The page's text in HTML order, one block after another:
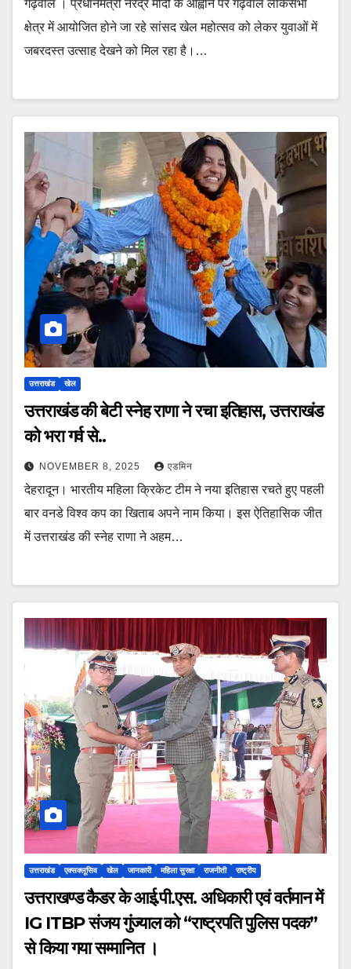
गढ़वाल । प्रधानमंत्री नरेंद्र मोदी के आह्वान पर गढ़वाल लोकसभा
क्षेत्र में आयोजित होने जा रहे सांसद खेल महोत्सव को लेकर युवाओं में
जबरदस्त उत्साह देखने को मिल रहा है।…
उत्तराखंड खेल
उत्तराखंड की बेटी स्नेह राणा ने रचा इतिहास, उत्तराखंड
को भरा गर्व से..
NOVEMBER 8, 2025 एडमिन
देहरादून। भारतीय महिला क्रिकेट टीम ने नया इतिहास रचते हुए पहली
बार वनडे विश्व कप का खिताब अपने नाम किया। इस ऐतिहासिक जीत
में उत्तराखंड की स्नेह राणा ने अहम…
उत्तराखंड एक्सक्लूसिव खेल जानकारी महिला सुरक्षा राजनीती राष्ट्रीय
उत्तराखण्ड कैडर के आई.पी.एस. अधिकारी एवं वर्तमान में
IG ITBP संजय गुंज्याल को “राष्ट्रपति पुलिस पदक”
से किया गया सम्मानित ।